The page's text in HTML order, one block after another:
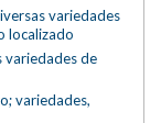
variedades
localizado
variedades de
variedades,